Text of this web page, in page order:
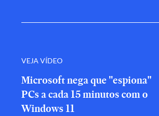
VEJA VÍDEO
Microsoft nega que "espiona"
PCs a cada 15 minutos com o
Windows 11